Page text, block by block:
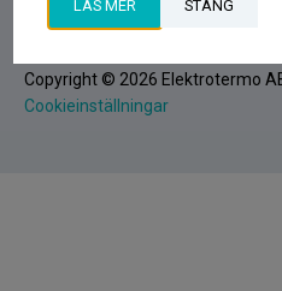
Copyright © 2026 Elektrotermo
Cookieinställningar
LÄS MER STÄNG